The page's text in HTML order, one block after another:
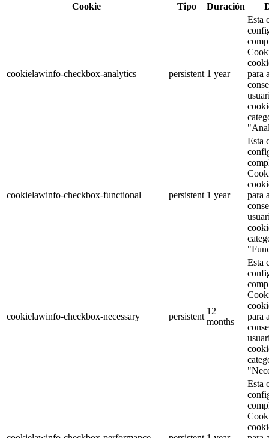
Cookie
Tipo Duración
cookielawinfo-checkbox-analytics persistent 1 year
Esta
para
cookielawinfo-checkbox-functional persistent 1 year
Esta
para
cookielawinfo-checkbox-necessary persistent
12
months
Esta
para
Esta